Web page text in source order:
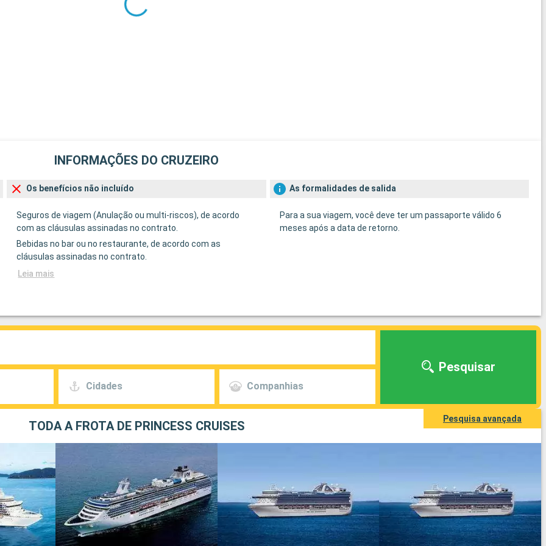
INFORMAÇÕES DO CRUZEIRO
Os benefícios não incluído
Seguros de viagem (Anulação ou multi-riscos), de acordo
com as cláusulas assinadas no contrato.
Bebidas no bar ou no restaurante, de acordo com as
cláusulas assinadas no contrato.
Leia mais
As formalidades de salida
Para a sua viagem, você deve ter um passaporte válido 6
meses após a data de retorno.
Cidades Companhias
Pesquisar
Pesquisa avançada
TODA A FROTA DE PRINCESS CRUISES